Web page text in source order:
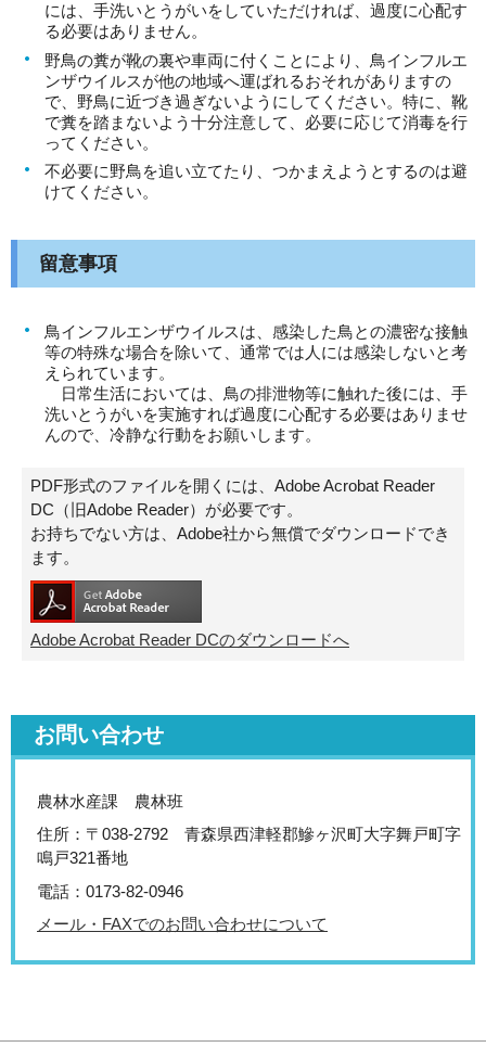
には、手洗いとうがいをしていただければ、過度に心配す
る必要はありません。
野鳥の糞が靴の裏や車両に付くことにより、鳥インフルエ
ンザウイルスが他の地域へ運ばれるおそれがありますの
で、野鳥に近づき過ぎないようにしてください。特に、靴
で糞を踏まないよう十分注意して、必要に応じて消毒を行
ってください。
不必要に野鳥を追い立てたり、つかまえようとするのは避
けてください。
留意事項
鳥インフルエンザウイルスは、感染した鳥との濃密な接触
等の特殊な場合を除いて、通常では人には感染しないと考
えられています。
日常生活においては、鳥の排泄物等に触れた後には、手
洗いとうがいを実施すれば過度に心配する必要はありませ
んので、冷静な行動をお願いします。
PDF形式のファイルを開くには、Adobe Acrobat Reader
DC（旧Adobe Reader）が必要です。
お持ちでない方は、Adobe社から無償でダウンロードでき
ます。
Adobe Acrobat Reader DCのダウンロードへ
お問い合わせ
農林水産課 農林班
住所：〒038-2792 青森県西津軽郡鰺ヶ沢町大字舞戸町字
鳴戸321番地
電話：0173-82-0946
メール・FAXでのお問い合わせについて